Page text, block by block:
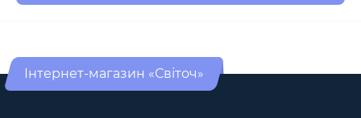
Інтернет-магазин «Світоч»